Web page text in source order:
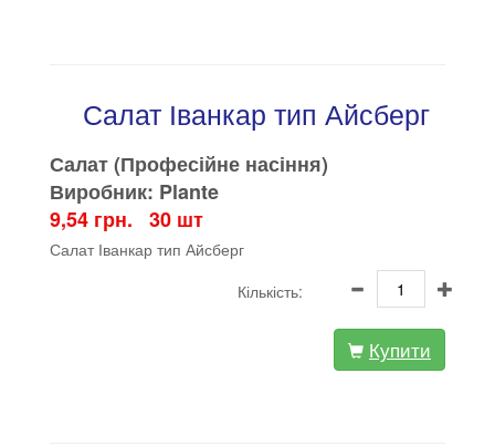
Салат Іванкар тип Айсберг
Салат (Професійне насіння)
Виробник: Plante
9,54 грн. 30 шт
Салат Іванкар тип Айсберг
Кількість:
Купити